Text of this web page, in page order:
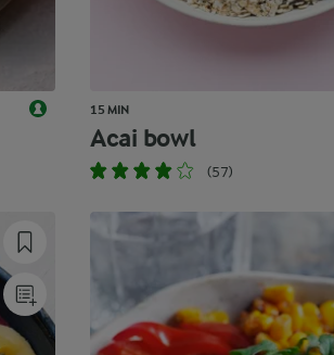
15 MIN
Acai bowl
(57)